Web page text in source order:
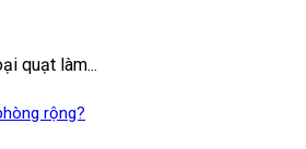
quạt làm...
rộng?